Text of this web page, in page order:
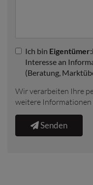
Ich bin
Interesse an
(Beratung,
Wir verarbeiten Ihre
weitere Informationen
Senden